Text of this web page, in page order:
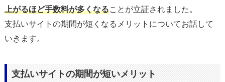
上がるほど手数料が多くなることが立証されました。
支払いサイトの期間が短くなるメリットについてお話して
いきます。
支払いサイトの期間が短いメリット